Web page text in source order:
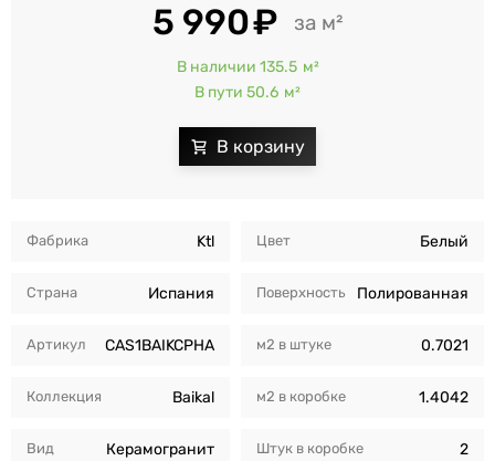
Фабрика Ktl
Страна Испания
Артикул CAS1BAIKCPHA
Коллекция Baikal
Вид Керамогранит
Цвет Белый
Поверхность Полированная
м2 в штуке 0.7021
м2 в коробкe 1.4042
Штук в коробкe 2
5 990 м²
В наличии 135.5 м²
В пути 50.6 м²